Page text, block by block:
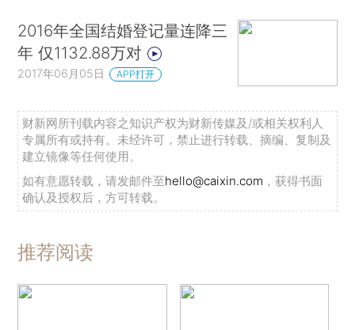
2016年全国结婚登记量连降三
年 仅1132.88万对
2017年06月05日 APP打开
财新网所刊载内容之知识产权为财新传媒及/或相关权利人
专属所有或持有。未经许可，禁止进行转载、摘编、复制及
建立镜像等任何使用。
如有意愿转载，请发邮件至hello@caixin.com ，获得书面
确认及授权后，方可转载。
推荐阅读